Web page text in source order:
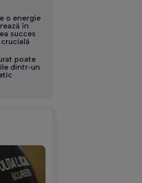
o energie
în
succes
poate
dintr-un